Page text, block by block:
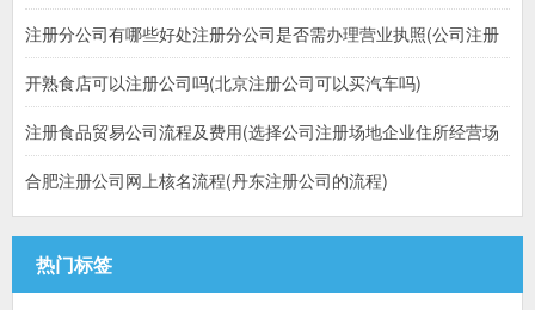
注册分公司有哪些好处注册分公司是否需办理营业执照(公司注册
开熟食店可以注册公司吗(北京注册公司可以买汽车吗)
注册食品贸易公司流程及费用(选择公司注册场地企业住所经营场
合肥注册公司网上核名流程(丹东注册公司的流程)
热门标签